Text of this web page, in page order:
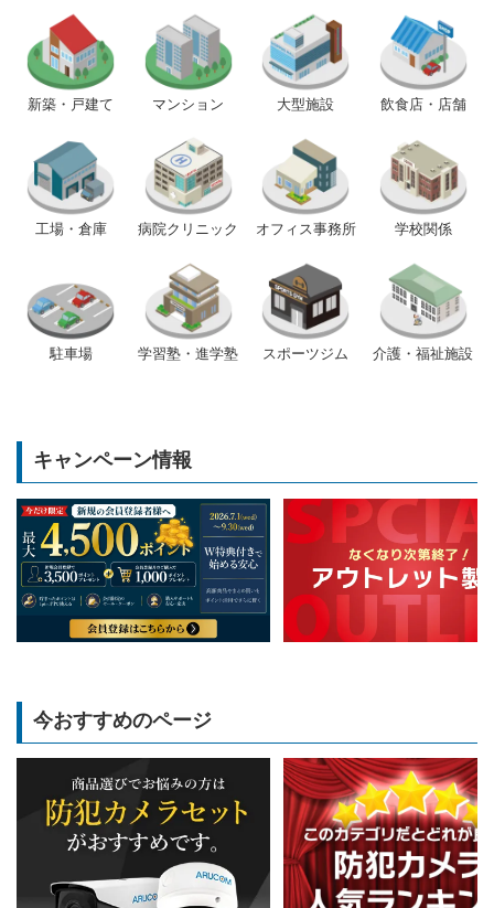
新築・戸建て マンション 大型施設 飲食店・店舗
工場・倉庫 病院クリニック オフィス事務所 学校関係
駐車場 学習塾・進学塾 スポーツジム 介護・福祉施設
キャンペーン情報
今おすすめのページ